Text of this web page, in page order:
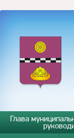
Глава